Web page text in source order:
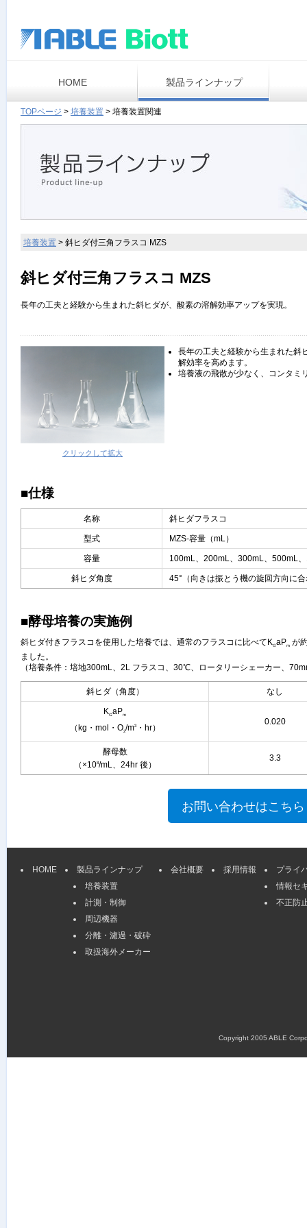
HOME 製品ラインナップ
TOPページ > 培養装置 > 培養装置関連
培養装置 > 斜ヒダ付三角フラスコ MZS
斜ヒダ付三角フラスコ MZS
長年の工夫と経験から生まれた斜ヒダが、酸素の溶解効率アップを実現。
クリックして拡大
長年の工夫と経験から生まれた斜
解効率を高めます。
培養液の飛散が少なく、コンタミ
■仕様
名称 斜ヒダフラスコ
型式 MZS-容量（mL）
容量 100mL、200mL、300mL、500mL
斜ヒダ角度 45°（向きは振とう機の旋回方向に
■酵母培養の実施例
斜ヒダ付きフラスコを使用した培養では、通常のフラスコに比べてKGaPm が
ました。
（培養条件：培地300mL、2L フラスコ、30℃、ロータリーシェーカー、
斜ヒダ（角度） なし
KGaPm
（kg・mol・O2/m3・hr）
0.020
酵母数
（×108/mL、24hr 後）
3.3
HOME
製品ラインナップ
培養装置
計測・制御
周辺機器
分離・濾過・破砕
取扱海外メーカー
会社概要 採用情報
プライ
情報セ
不正防
Copyright 2005 ABLE